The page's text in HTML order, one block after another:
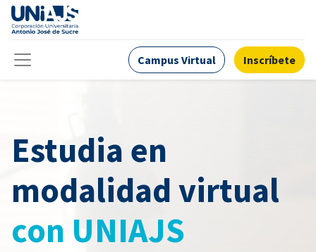
Campus Virtual Inscríbete
Estudia en
modalidad virtual
con UNIAJS